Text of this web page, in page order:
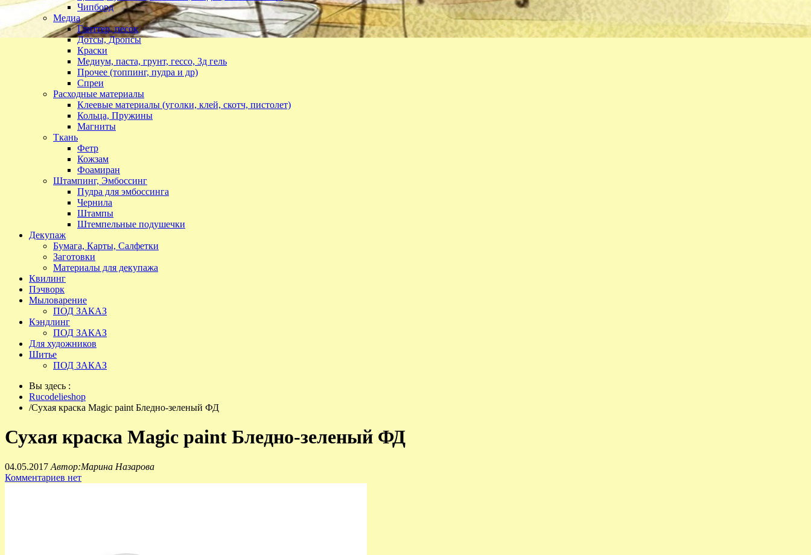
Чипборд
Медиа
Глиттер, песок
Дотсы, Дропсы
Краски
Медиум, паста, грунт, гессо, 3д гель
Прочее (топпинг, пудра и др)
Спреи
Расходные материалы
Клеевые материалы (уголки, клей, скотч, пистолет)
Кольца, Пружины
Магниты
Ткань
Фетр
Кожзам
Фоамиран
Штампинг, Эмбоссинг
Пудра для эмбоссинга
Чернила
Штампы
Штемпельные подушечки
Декупаж
Бумага, Карты, Салфетки
Заготовки
Материалы для декупажа
Квилинг
Пэчворк
Мыловарение
ПОД ЗАКАЗ
Кэндлинг
ПОД ЗАКАЗ
Для художников
Шитье
ПОД ЗАКАЗ
Вы здесь :
Rucodelieshop
/Сухая краска Magic paint Бледно-зеленый ФД
Сухая краска Magic paint Бледно-зеленый ФД
04.05.2017 Автор:Марина Назарова
Комментариев нет